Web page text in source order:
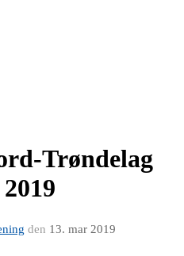
Trøndelag
den 13. mar 2019